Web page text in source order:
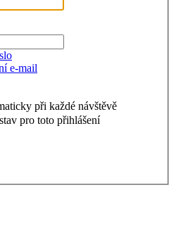
e-mail
při každé návštěvě
pro toto přihlášení